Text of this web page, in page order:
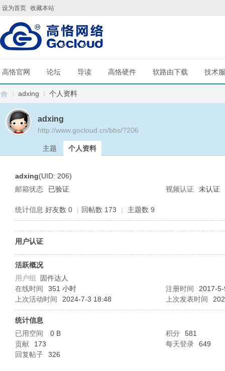
设为首页 收藏本站
高恪官网 论坛 导读 高恪硬件 软路由下载 技术
adxing 个人资料
adxing
http://www.gocloud.cn/bbs/?206
主题 个人资料
adxing(UID: 206)
邮箱状态
已验证 视频认证 未认证
统计信息 好友数 0 | 回帖数 173 | 主题数 9
用户认证
活跃概况
用户组
固件达人
在线时间
351 小时 注册时间
2017-
上次活动时间
2024-7-3 18:48 上次发表时间
统计信息
已用空间
0 B 积分
581
贡献
173 每天登录
649
回复帖子
326